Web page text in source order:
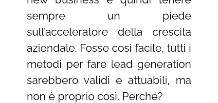
sempre un piede
sull’acceleratore della crescita
aziendale. Fosse così facile, tutti i
metodi per fare lead generation
sarebbero validi e attuabili, ma
non è proprio così. Perché?